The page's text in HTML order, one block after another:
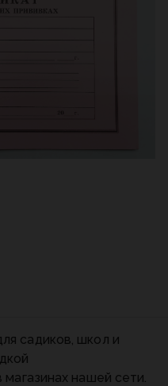
садиков, школ и
магазинах нашей сети.